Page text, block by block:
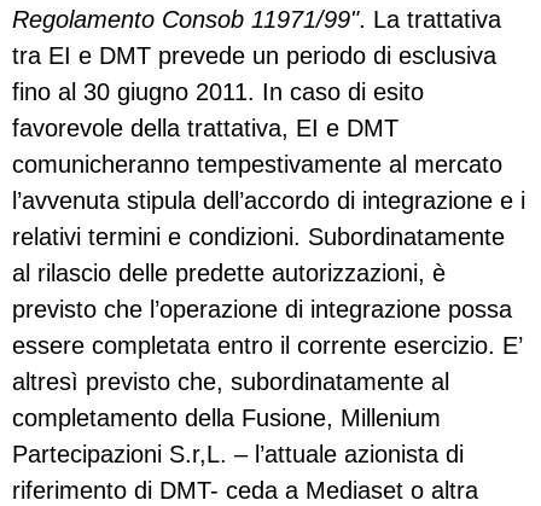
Regolamento Consob 11971/99". La trattativa
tra EI e DMT prevede un periodo di esclusiva
fino al 30 giugno 2011. In caso di esito
favorevole della trattativa, EI e DMT
comunicheranno tempestivamente al mercato
l’avvenuta stipula dell’accordo di integrazione e i
relativi termini e condizioni. Subordinatamente
al rilascio delle predette autorizzazioni, è
previsto che l’operazione di integrazione possa
essere completata entro il corrente esercizio. E’
altresì previsto che, subordinatamente al
completamento della Fusione, Millenium
Partecipazioni S.r,L. – l’attuale azionista di
riferimento di DMT- ceda a Mediaset o altra